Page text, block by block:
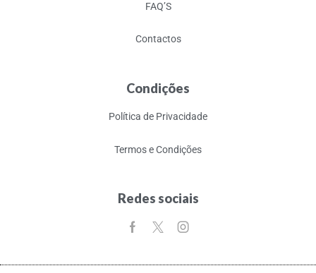
FAQ’S
Contactos
Condições
Política de Privacidade
Termos e Condições
Redes sociais